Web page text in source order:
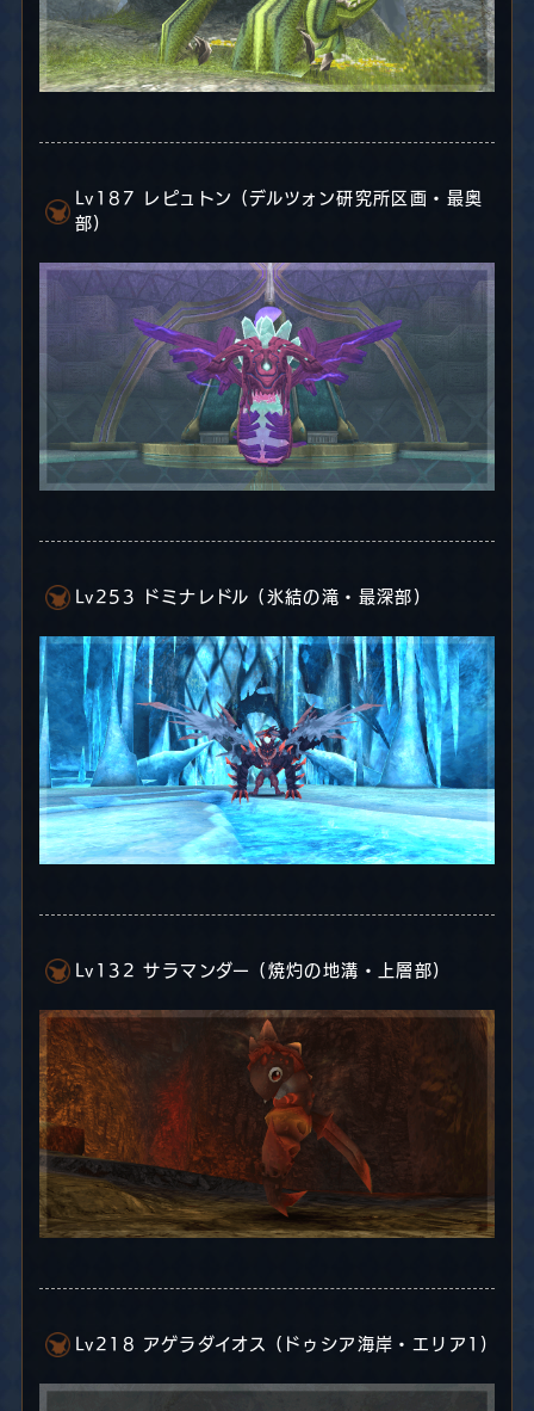
Lv187 レピュトン (デルツォン研究所区画・最奥
部)
Lv253 ドミナレドル (氷結の滝・最深部)
Lv132 サラマンダー (焼灼の地溝・上層部)
Lv218 アゲラダイオス (ドゥシア海岸・エリア1)